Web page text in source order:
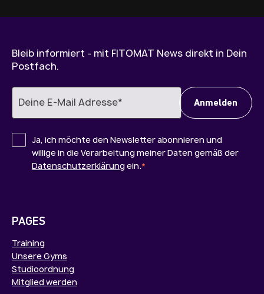
Bleib informiert - mit FITOMAT News direkt in Dein
Postfach.
Ja, ich möchte den Newsletter abonnieren und
willige in die Verarbeitung meiner Daten gemäß der
Datenschutzerklärung ein.*
PAGES
Training
Unsere Gyms
Studioordnung
Mitglied werden